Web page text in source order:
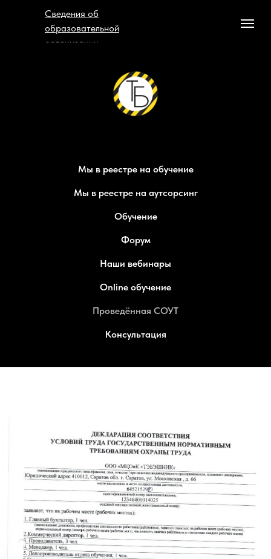
Сведения об
образовательной
организации
Мы в реестре на обучение
Мы в реестре на аутсорсинг
Обучение
Форум
Наши вебинары
Online обучение
Проведённая СОУТ
Консультация